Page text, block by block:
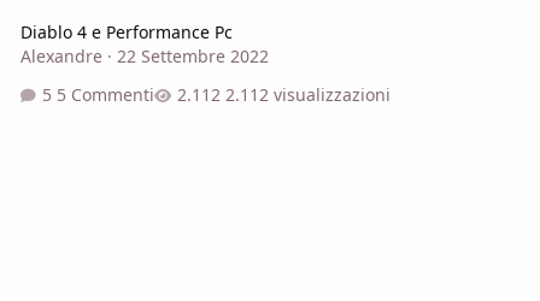
Diablo 4 e Performance Pc
Alexandre· 22 Settembre 2022
5 Commenti
2.112 visualizzazioni